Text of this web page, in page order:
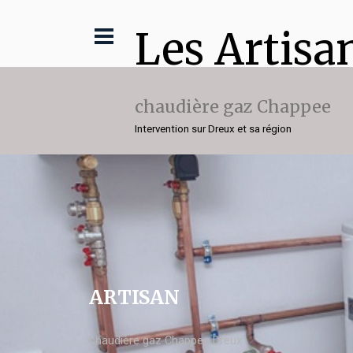
Les
chaudière gaz Chappee
Intervention sur Dreux et sa région
ARTISAN
chaudière gaz Chappee Dreux